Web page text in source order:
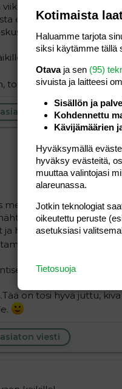
2 kg.
en ole löpettanut
enempi joskus
toivottavasti yhtä
viesti
meni ja kilot jotka lähti
tähän en pääse
ja hyvin se tipahti tänne
kilo heh
malliin -
on tosi hyvä juttu,
viesti
Kotimaista
Haluamme tarjota
siksi käytämme tällä
Otavaja sen (95)
sivuista ja laitteesi
Sisällön ja
Kohdennettu
Kävijämäärien
Hyväksymällä
hyväksy evästeitä,
muuttaa valintojasi
alareunassa.
Jotkin teknologiat
oikeutettu peruste
asetuksiasi
Tietosuoja